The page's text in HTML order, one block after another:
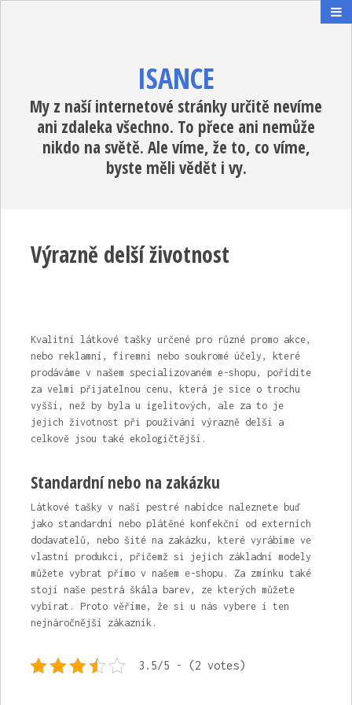
ISANCE
My z naší internetové stránky určitě nevíme
ani zdaleka všechno. To přece ani nemůže
nikdo na světě. Ale víme, že to, co víme,
byste měli vědět i vy.
Výrazně delší životnost
Kvalitní látkové tašky určené pro různé promo akce,
nebo reklamní, firemní nebo soukromé účely, které
prodáváme v našem specializovaném e-shopu, pořídíte
za velmi přijatelnou cenu, která je sice o trochu
vyšší, než by byla u igelitových, ale za to je
jejich životnost při používání výrazně delší a
celkově jsou také ekologičtější.
Standardní nebo na zakázku
Látkové tašky v naší pestré nabídce naleznete buď
jako standardní nebo plátěné konfekční od externích
dodavatelů, nebo šité na zakázku, které vyrábíme ve
vlastní produkci, přičemž si jejich základní modely
můžete vybrat přímo v našem e-shopu. Za zmínku také
stojí naše pestrá škála barev, ze kterých můžete
vybírat. Proto věříme, že si u nás vybere i ten
nejnáročnější zákazník.
3.5/5 - (2 votes)